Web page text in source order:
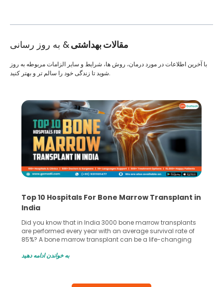
مقالات بهداشتی& به روز رسانی
با آخرین اطلاعات در مورد درمان، روش ها، شرایط و سایر الزامات مربوطه به روز
شوید تا زندگی خود را سالم تر و بهتر کنید.
Top 10 Hospitals For Bone Marrow Transplant in
India
Did you know that in India 3000 bone marrow transplants
are performed every year with an average survival rate of
85%? A bone marrow transplant can be a life-changing
make all the difference. India has some of the world’s
به خواندن ادامه دهید